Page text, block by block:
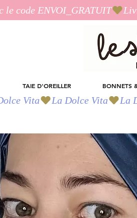
le code ENVOI_GRATUIT
TAIE D'OREILLER BONNETS